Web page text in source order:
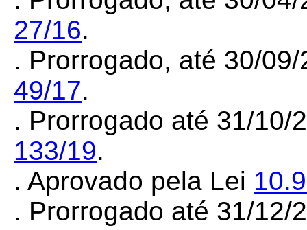
27/16.
. Prorrogado, até 30/
49/17.
. Prorrogado até 31/10/
133/19.
. Aprovado pela Lei
. Prorrogado até 31/12/